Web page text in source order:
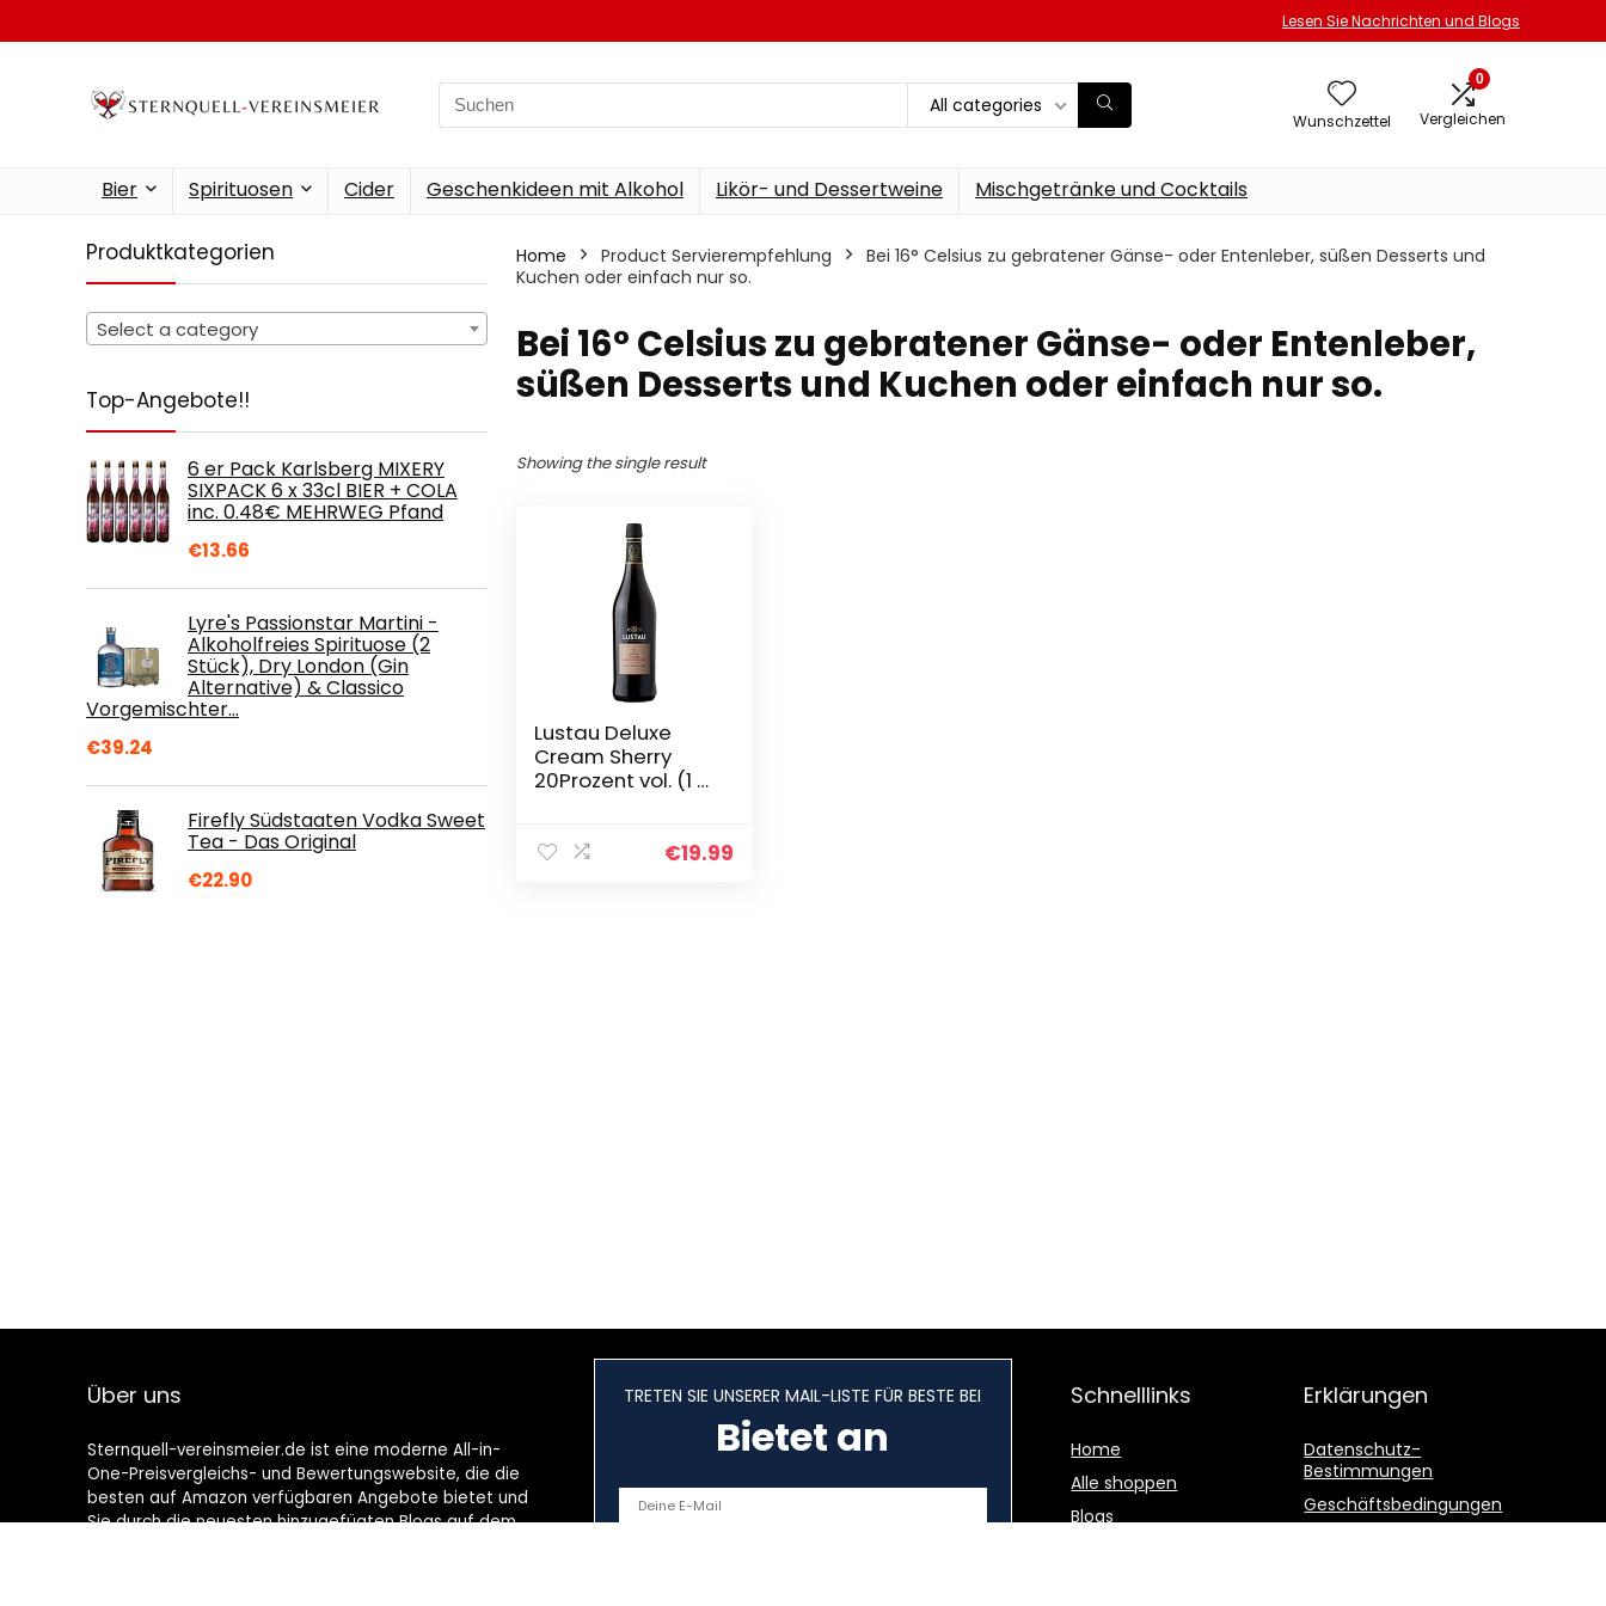
Lesen Sie Nachrichten und Blogs
Search
for:
All categories
Wunschzettel
0
Vergleichen
Bier Spirituosen Cider Geschenkideen mit Alkohol Likör- und Dessertweine Mischgetränke und Cocktails
Produktkategorien
Select a category
Top-Angebote!!
6 er Pack Karlsberg MIXERY
SIXPACK 6 x 33cl BIER + COLA
inc. 0.48€ MEHRWEG Pfand
€13.66
Lyre's Passionstar Martini -
Alkoholfreies Spirituose (2
Stück), Dry London (Gin
Alternative) & Classico
Vorgemischter…
€39.24
Firefly Südstaaten Vodka Sweet
Tea - Das Original
€22.90
Home Product Servierempfehlung
‎Bei 16° Celsius zu gebratener Gänse- oder Entenleber, süßen Desserts und
Kuchen oder einfach nur so.
‎Bei 16° Celsius zu gebratener Gänse- oder Entenleber,
süßen Desserts und Kuchen oder einfach nur so.
Showing the single result
Lustau Deluxe
Cream Sherry
20Prozent vol. (1 x
€19.99
Über uns
Sternquell-vereinsmeier.de ist eine moderne All-in-
One-Preisvergleichs- und Bewertungswebsite, die die
besten auf Amazon verfügbaren Angebote bietet und
Sie durch die neuesten hinzugefügten Blogs auf dem
TRETEN SIE UNSERER MAIL-LISTE FÜR BESTE BEI
Bietet an
Schnelllinks
Home
Alle shoppen
Blogs
Erklärungen
Datenschutz-
Bestimmungen
Geschäftsbedingungen